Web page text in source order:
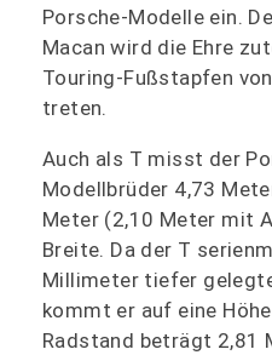
Porsche-Modelle ein.
Macan wird die Ehre
Touring-Fußstapfen
treten.
Auch als T misst der
Modellbrüder 4,73
Meter (2,10 Meter mit
Breite. Da der T
Millimeter tiefer
kommt er auf eine
Radstand beträgt 2,81